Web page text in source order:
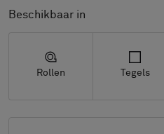
Beschikbaar in
Rollen Tegels